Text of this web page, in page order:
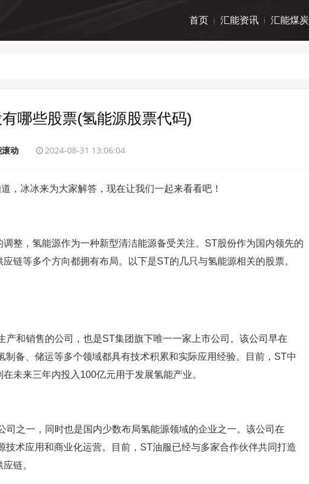
首页 汇能资讯 汇能煤炭
哪些股票(氢能源股票代码)
动 2024-08-31 13:06:04
，冰冰来为大家解答，现在让我们一起来看看吧！
整，氢能源作为一种新型清洁能源备受关注。ST股份作为国内领先的
链等多个方向都拥有布局。以下是ST的几只与氢能源相关的股票。
产和销售的公司，也是ST集团旗下唯一一家上市公司。该公司早在
备、储运等多个领域都具有技术积累和实际应用经验。目前，ST中
未来三年内投入100亿元用于发展氢能产业。
司之一，同时也是国内少数布局氢能源领域的企业之一。该公司在
术应用和商业化运营。目前，ST油服已经与多家合作伙伴共同打造
链。